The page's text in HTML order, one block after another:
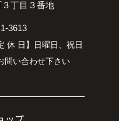
丁目３番地
3613
休 日】日曜日、祝日
問い合わせ下さい